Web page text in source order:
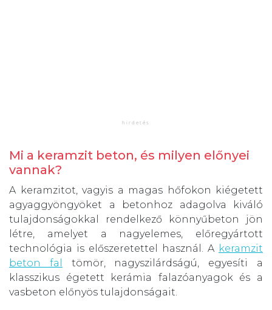
Mi a keramzit beton, és milyen előnyei
vannak?
A keramzitot, vagyis a magas hőfokon kiégetett
agyaggyöngyöket a betonhoz adagolva kiváló
tulajdonságokkal rendelkező könnyűbeton jön
létre, amelyet a nagyelemes, előregyártott
technológia is előszeretettel használ. A keramzit
beton fal
tömör, nagyszilárdságú, egyesíti a
klasszikus égetett kerámia falazóanyagok és a
vasbeton előnyös tulajdonságait.